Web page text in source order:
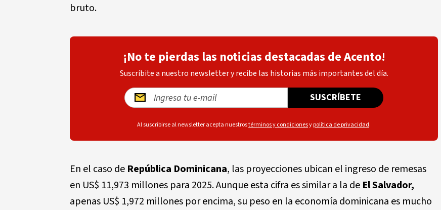
bruto.
¡No te pierdas las noticias destacadas de Acento!
Suscríbite a nuestro newsletter y recibe las historias más importantes del día.
SUSCRÍBETE
Al suscribirse al newsletter acepta nuestrostérminos y condicionesypolítica de privacidad.
En el caso de República Dominicana, las proyecciones ubican el ingreso de remesas
en US$ 11,973 millones para 2025. Aunque esta cifra es similar a la de El Salvador,
apenas US$ 1,972 millones por encima, su peso en la economía dominicana es mucho